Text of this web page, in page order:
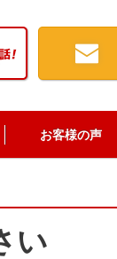
お客様の声
い